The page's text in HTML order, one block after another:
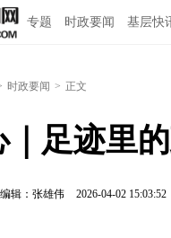
专题 时政要闻 基层快
时政要闻 > 正文
｜足迹里
编辑：张雄伟 2026-04-02 15:03:52